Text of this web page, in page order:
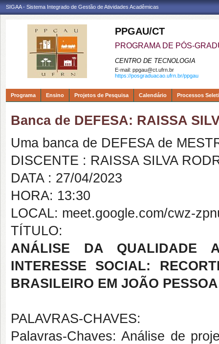
SIGAA - Sistema Integrado de Gestão de Atividades Acadêmicas
PPGAU/CT
PROGRAMA DE PÓS-
CENTRO DE TECNOLOGIA
E-mail: ppgau@ct.ufrn.br
https://posgraduacao.ufrn.br/ppgau
Programa Ensino Projetos de Pesquisa Calendário Processos
Banca de DEFESA: RAISSA
Uma banca de DEFESA de
DISCENTE : RAISSA SILVA
DATA : 27/04/2023
HORA: 13:30
LOCAL: meet.google.com/cwz-
TÍTULO:
ANÁLISE DA QUALIDADE
INTERESSE SOCIAL:
BRASILEIRO EM JOÃO
PALAVRAS-CHAVES:
Palavras-Chaves: Análise de